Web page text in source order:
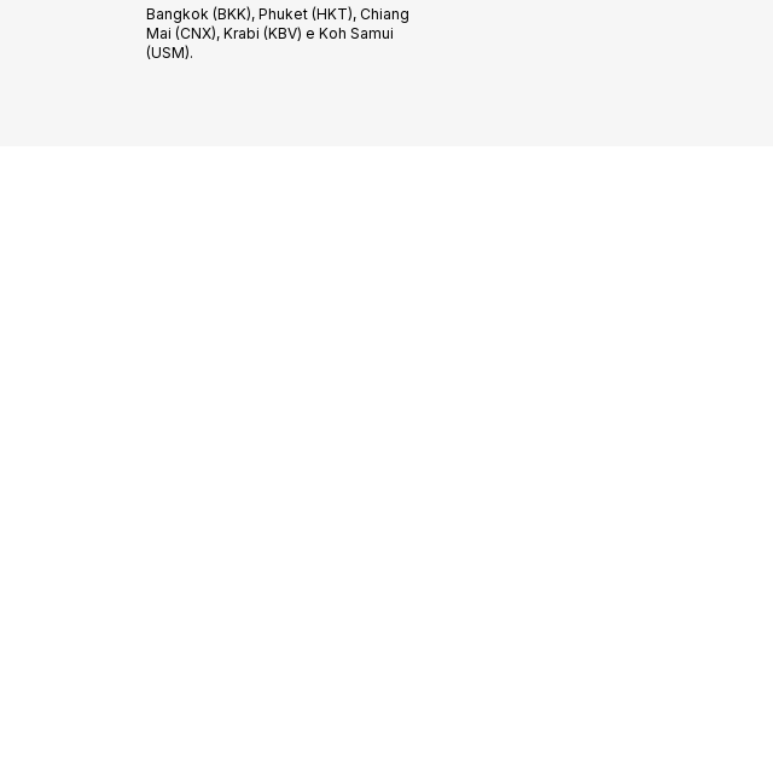
Bangkok (BKK), Phuket (HKT), Chiang
Mai (CNX), Krabi (KBV) e Koh Samui
(USM).